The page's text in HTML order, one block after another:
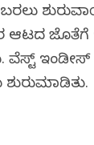
ಬರಲು
ಆಟದ ಜೊತೆಗೆ
ವೆಸ್ಟ್